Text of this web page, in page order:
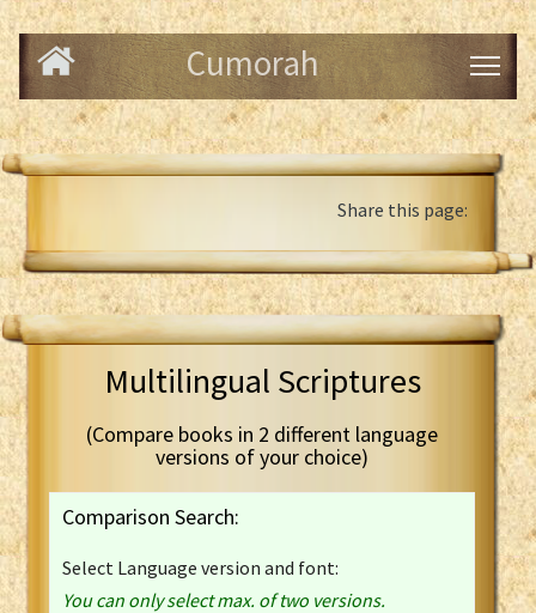
Cumorah
Share this page:
Multilingual Scriptures
(Compare books in 2 different language
versions of your choice)
Comparison Search:
Select Language version and font:
You can only select max. of two versions.